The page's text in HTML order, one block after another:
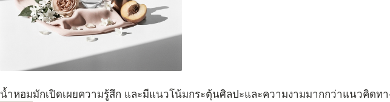
น้ำหอมมักเปิดเผยความรู้สึก และมีแนวโน้มกระตุ้นศิลปะและความงามมากกว่าแนวคิดท